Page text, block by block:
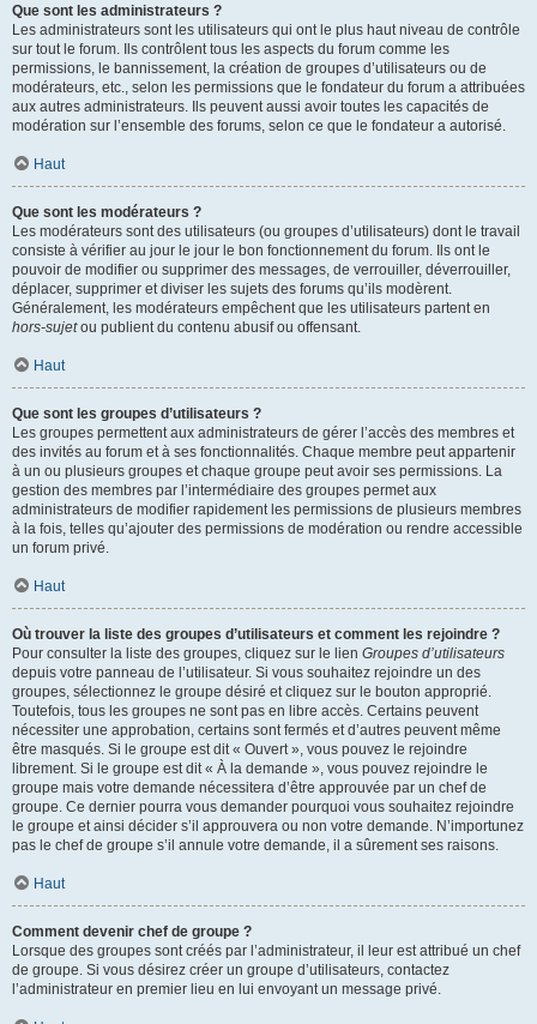
Que sont les administrateurs ?
Les administrateurs sont les utilisateurs qui ont le plus haut niveau de contrôle
sur tout le forum. Ils contrôlent tous les aspects du forum comme les
permissions, le bannissement, la création de groupes d’utilisateurs ou de
modérateurs, etc., selon les permissions que le fondateur du forum a attribuées
aux autres administrateurs. Ils peuvent aussi avoir toutes les capacités de
modération sur l’ensemble des forums, selon ce que le fondateur a autorisé.
Haut
Que sont les modérateurs ?
Les modérateurs sont des utilisateurs (ou groupes d’utilisateurs) dont le travail
consiste à vérifier au jour le jour le bon fonctionnement du forum. Ils ont le
pouvoir de modifier ou supprimer des messages, de verrouiller, déverrouiller,
déplacer, supprimer et diviser les sujets des forums qu’ils modèrent.
Généralement, les modérateurs empêchent que les utilisateurs partent en
hors-sujetou publient du contenu abusif ou offensant.
Haut
Que sont les groupes d’utilisateurs ?
Les groupes permettent aux administrateurs de gérer l’accès des membres et
des invités au forum et à ses fonctionnalités. Chaque membre peut appartenir
à un ou plusieurs groupes et chaque groupe peut avoir ses permissions. La
gestion des membres par l’intermédiaire des groupes permet aux
administrateurs de modifier rapidement les permissions de plusieurs membres
à la fois, telles qu’ajouter des permissions de modération ou rendre accessible
un forum privé.
Haut
Où trouver la liste des groupes d’utilisateurs et comment les rejoindre ?
Pour consulter la liste des groupes, cliquez sur le lien Groupes d’utilisateurs
depuis votre panneau de l’utilisateur. Si vous souhaitez rejoindre un des
groupes, sélectionnez le groupe désiré et cliquez sur le bouton approprié.
Toutefois, tous les groupes ne sont pas en libre accès. Certains peuvent
nécessiter une approbation, certains sont fermés et d’autres peuvent même
être masqués. Si le groupe est dit « Ouvert », vous pouvez le rejoindre
librement. Si le groupe est dit « À la demande », vous pouvez rejoindre le
groupe mais votre demande nécessitera d’être approuvée par un chef de
groupe. Ce dernier pourra vous demander pourquoi vous souhaitez rejoindre
le groupe et ainsi décider s’il approuvera ou non votre demande. N’importunez
pas le chef de groupe s’il annule votre demande, il a sûrement ses raisons.
Haut
Comment devenir chef de groupe ?
Lorsque des groupes sont créés par l’administrateur, il leur est attribué un chef
de groupe. Si vous désirez créer un groupe d’utilisateurs, contactez
l’administrateur en premier lieu en lui envoyant un message privé.